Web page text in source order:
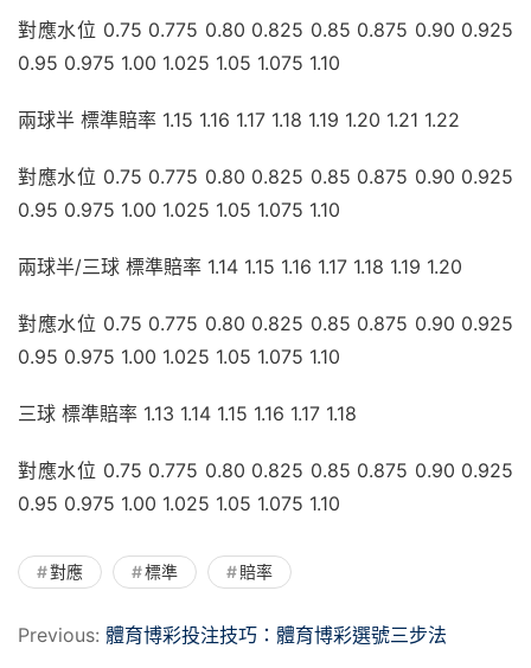
對應水位 0.75 0.775 0.80 0.825 0.85 0.875 0.90 0.925
0.95 0.975 1.00 1.025 1.05 1.075 1.10
兩球半 標準賠率 1.15 1.16 1.17 1.18 1.19 1.20 1.21 1.22
對應水位 0.75 0.775 0.80 0.825 0.85 0.875 0.90 0.925
0.95 0.975 1.00 1.025 1.05 1.075 1.10
兩球半/三球 標準賠率 1.14 1.15 1.16 1.17 1.18 1.19 1.20
對應水位 0.75 0.775 0.80 0.825 0.85 0.875 0.90 0.925
0.95 0.975 1.00 1.025 1.05 1.075 1.10
三球 標準賠率 1.13 1.14 1.15 1.16 1.17 1.18
對應水位 0.75 0.775 0.80 0.825 0.85 0.875 0.90 0.925
0.95 0.975 1.00 1.025 1.05 1.075 1.10
對應 標準 賠率
Previous: 體育博彩投注技巧：體育博彩選號三步法